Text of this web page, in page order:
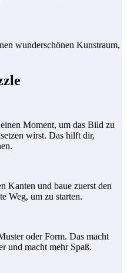
wunderschönen Kunstraum,
Moment, um das Bild zu
wirst. Das hilft dir,
Kanten und baue zuerst den
Weg, um zu starten.
oder Form. Das macht
und macht mehr Spaß.